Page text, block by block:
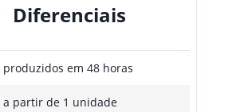
Diferenciais
produzidos em 48 horas
a partir de 1 unidade